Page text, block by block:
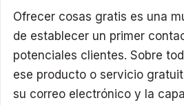
Ofrecer cosas gratis es una
de establecer un primer
potenciales clientes. Sobre
ese producto o servicio
su correo electrónico y la